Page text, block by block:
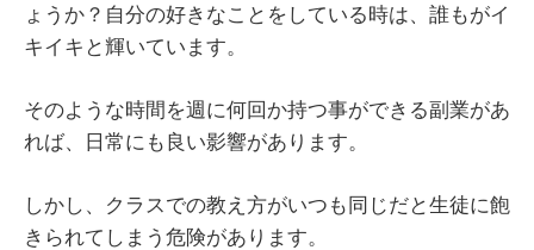
ょうか？自分の好きなことをしている時は、誰もがイ
キイキと輝いています。
そのような時間を週に何回か持つ事ができる副業があ
れば、日常にも良い影響があります。
しかし、クラスでの教え方がいつも同じだと生徒に飽
きられてしまう危険があります。